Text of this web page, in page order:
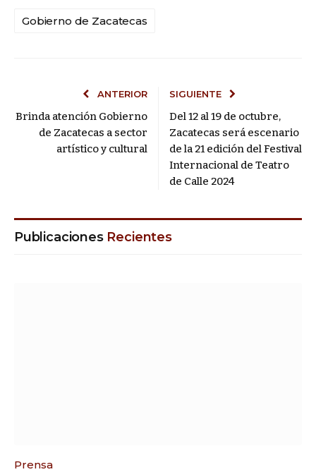
Gobierno de Zacatecas
ANTERIOR
Brinda atención Gobierno
de Zacatecas a sector
artístico y cultural
SIGUIENTE
Del 12 al 19 de octubre,
Zacatecas será escenario
de la 21 edición del Festival
Internacional de Teatro
de Calle 2024
Publicaciones Recientes
Prensa